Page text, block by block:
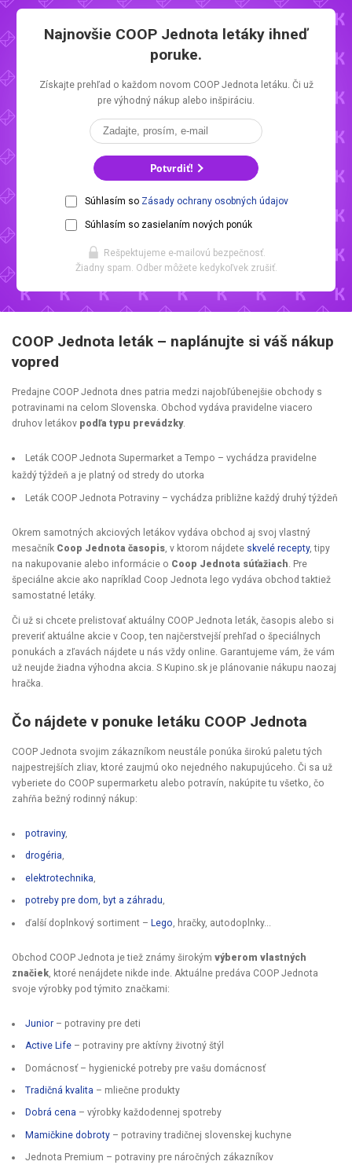
Najnovšie COOP Jednota letáky ihneď
poruke.
Získajte prehľad o každom novom COOP Jednota letáku. Či už
pre výhodný nákup alebo inšpiráciu.
Potvrdiť!
Súhlasím so Zásady ochrany osobných údajov
Súhlasím so zasielaním nových ponúk
Rešpektujeme e-mailovú bezpečnosť.
Žiadny spam. Odber môžete kedykoľvek zrušiť.
COOP Jednota leták – naplánujte si váš nákup
vopred
Predajne COOP Jednota dnes patria medzi najobľúbenejšie obchody s
potravinami na celom Slovenska. Obchod vydáva pravidelne viacero
druhov letákov podľa typu prevádzky.
Leták COOP Jednota Supermarket a Tempo – vychádza pravidelne
každý týždeň a je platný od stredy do utorka
Leták COOP Jednota Potraviny – vychádza približne každý druhý týždeň
Okrem samotných akciových letákov vydáva obchod aj svoj vlastný
mesačník Coop Jednota časopis , v ktorom nájdete skvelé recepty, tipy
na nakupovanie alebo informácie o Coop Jednota súťažiach . Pre
špeciálne akcie ako napríklad Coop Jednota lego vydáva obchod taktiež
samostatné letáky.
Či už si chcete prelistovať aktuálny COOP Jednota leták, časopis alebo si
preveriť aktuálne akcie v Coop, ten najčerstvejší prehľad o špeciálnych
ponukách a zľavách nájdete u nás vždy online. Garantujeme vám, že vám
už neujde žiadna výhodna akcia. S Kupino.sk je plánovanie nákupu naozaj
hračka.
Čo nájdete v ponuke letáku COOP Jednota
COOP Jednota svojim zákazníkom neustále ponúka širokú paletu tých
najpestrejších zliav, ktoré zaujmú oko nejedného nakupujúceho. Či sa už
vyberiete do COOP supermarketu alebo potravín, nakúpite tu všetko, čo
zahŕňa bežný rodinný nákup:
potraviny,
drogéria,
elektrotechnika,
potreby pre dom, byt a záhradu,
ďalší doplnkový sortiment –Lego , hračky, autodoplnky...
Obchod COOP Jednota je tiež známy širokým výberom vlastných
značiek , ktoré nenájdete nikde inde. Aktuálne predáva COOP Jednota
svoje výrobky pod týmito značkami:
Junior – potraviny pre deti
Active Life – potraviny pre aktívny životný štýl
Domácnosť – hygienické potreby pre vašu domácnosť
Tradičná kvalita – mliečne produkty
Dobrá cena – výrobky každodennej spotreby
Mamičkine dobroty – potraviny tradičnej slovenskej kuchyne
Jednota Premium – potraviny pre náročných zákazníkov